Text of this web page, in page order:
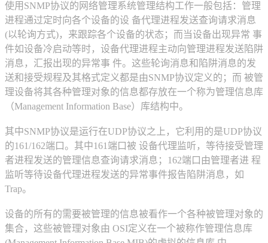
使用SNMP协议的网络管理系统管理结构工作一般包括：管理
进程通过定时向各个设备的设 备代理进程发送查询请求消息
(以轮询方式)，来跟踪各个设备的状态；而当设备出现异常 事
件如设备冷启动等时，设备代理进程主动向管理进程发送陷阱
消息，汇报出现的异常事 件。这些轮询消息和陷阱消息的发
送和接受规程及其格式定义都是由SNMP协议定义的；而 被管
理设备将其各种管理对象的信息都存放在一个称为管理信息库
（Management Information Base）库结构中。
其中SNMP协议是运行在UDP协议之上，它利用的是UDP协议
的161/162端口。其中161端口被 设备代理监听，等待接受管理
者进程发送的管理信息查询请求消息；162端口由管理者进 程
监听等待设备代理进程发送的异常事件报告陷阱消息，如
Trap。
设备的所有的需要被管理的信息被看作一个各种被管理对象的
集合，这些被管理对象由 OSI定义在一个被称作管理信息库